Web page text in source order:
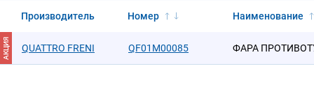
Производитель Номер Наименование
АКЦИЯ QUATTRO FRENI QF01M00085 ФАРА